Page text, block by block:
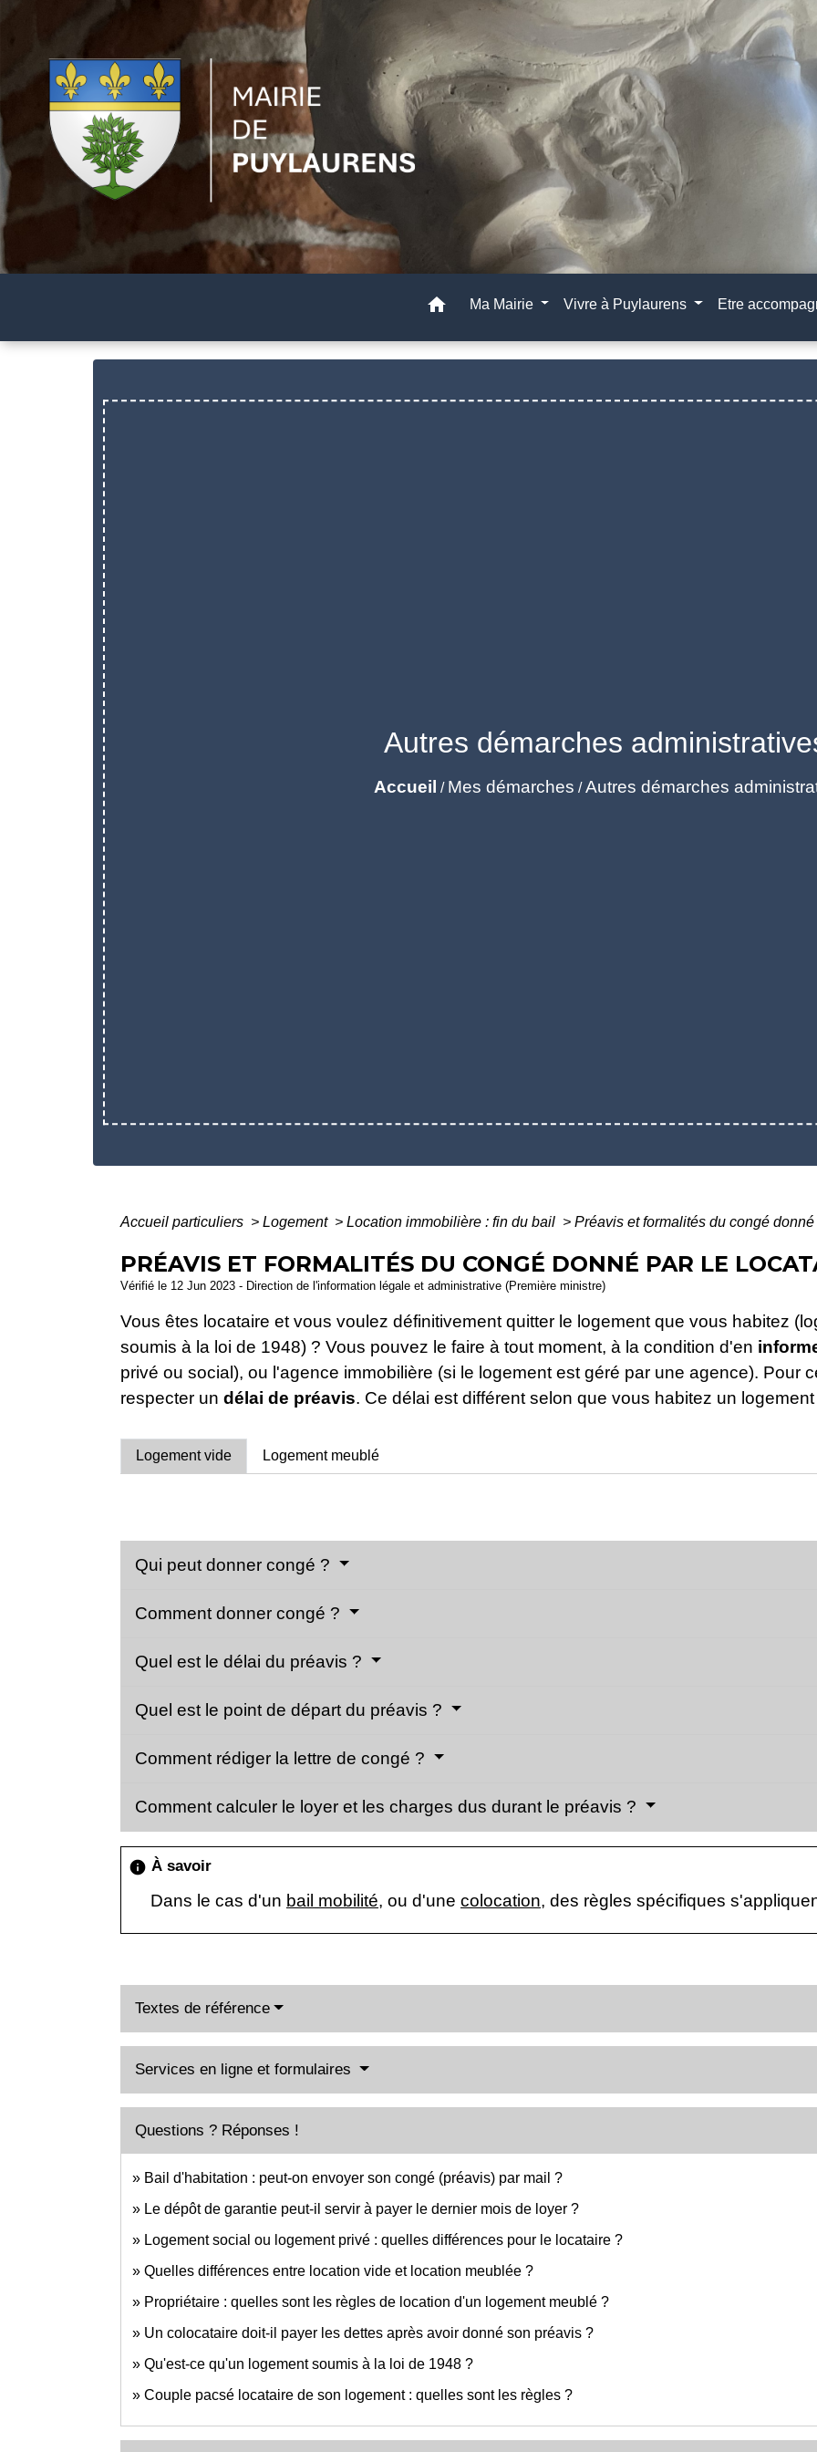
home Ma Mairie Vivre à Puylaurens Etre
Autres démarches
Accueil / Mes démarches /Autres démarches
Accueil particuliers > Logement > Location immobilière : fin du bail > Préavis et formalités du congé
PRÉAVIS ET FORMALITÉS DU CONGÉ DONNÉ PAR LE
Vérifié le 12 Jun 2023 - Direction de l'information légale et administrative (Première ministre)
Vous êtes locataire et vous voulez définitivement quitter le logement que vous habitez
soumis à la loi de 1948) ? Vous pouvez le faire à tout moment, à la condition d'en
privé ou social), ou l'agence immobilière (si le logement est géré par une agence). Pour
respecter un délai de préavis. Ce délai est différent selon que vous habitez un
Logement vide Logement meublé
Qui peut donner congé ?
Comment donner congé ?
Quel est le délai du préavis ?
Quel est le point de départ du préavis ?
Comment rédiger la lettre de congé ?
Comment calculer le loyer et les charges dus durant le préavis ?
info À savoir
Dans le cas d'un bail mobilité, ou d'une colocation, des règles spécifiques
Textes de référence
Services en ligne et formulaires
Questions ? Réponses !
Bail d'habitation : peut-on envoyer son congé (préavis) par mail ?
Le dépôt de garantie peut-il servir à payer le dernier mois de loyer ?
Logement social ou logement privé : quelles différences pour le locataire ?
Quelles différences entre location vide et location meublée ?
Propriétaire : quelles sont les règles de location d'un logement meublé ?
Un colocataire doit-il payer les dettes après avoir donné son préavis ?
Qu'est-ce qu'un logement soumis à la loi de 1948 ?
Couple pacsé locataire de son logement : quelles sont les règles ?